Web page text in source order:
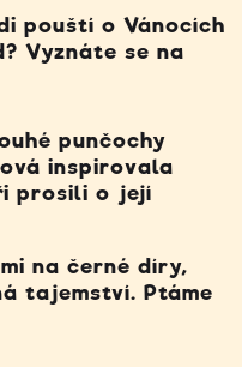
pouští o Vánocích
Vyznáte se na
punčochy
inspirovala
prosili o její
na černé díry,
tajemství. Ptáme